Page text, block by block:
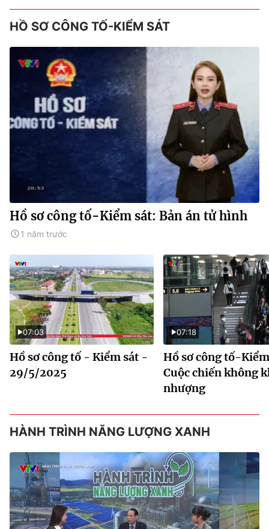
HỒ SƠ CÔNG TỐ-KIỂM SÁT
Hồ sơ công tố-Kiểm sát: Bản án tử hình
1 năm trước
07:03
Hồ sơ công tố - Kiểm sát -
29/5/2025
07:18
Hồ sơ công tố-
Cuộc chiến không
nhượng
HÀNH TRÌNH NĂNG LƯỢNG XANH